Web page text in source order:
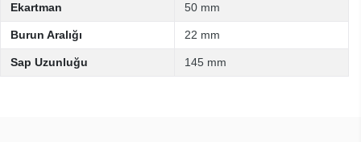
Ekartman 50 mm
Burun Aralığı 22 mm
Sap Uzunluğu 145 mm